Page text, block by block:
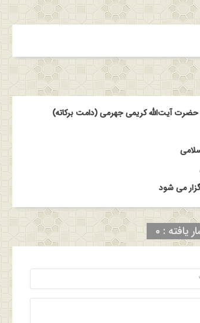
آیت‌الله کریمی جهرمی (دامت برکاته)
می شود
یافته : 0